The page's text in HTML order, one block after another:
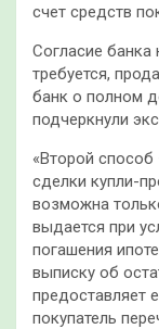
счет средств
Согласие банка
требуется,
банк о полном
подчеркнули
«Второй
сделки купли-
возможна
выдается при
погашения
выписку об
предоставляет
покупатель